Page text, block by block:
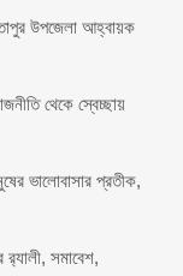
উপজেলা আহ্বায়ক
থেকে স্বেচ্ছায়
ভালোবাসার প্রতীক,
র‌্যালী, সমাবেশ,